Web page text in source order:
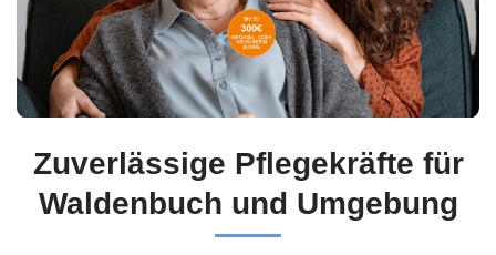
Zuverlässige Pflegekräfte für
Waldenbuch und Umgebung